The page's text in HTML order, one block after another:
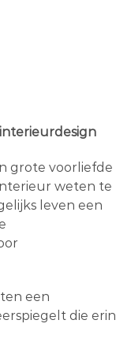
grote voorliefde
weten te
leven een
een
die erin